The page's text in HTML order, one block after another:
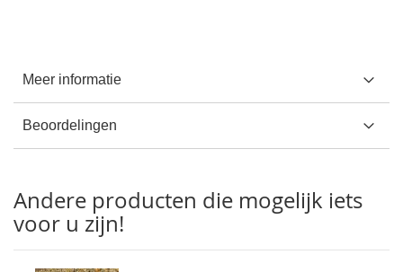
Meer informatie
Beoordelingen
Andere producten die mogelijk iets
voor u zijn!